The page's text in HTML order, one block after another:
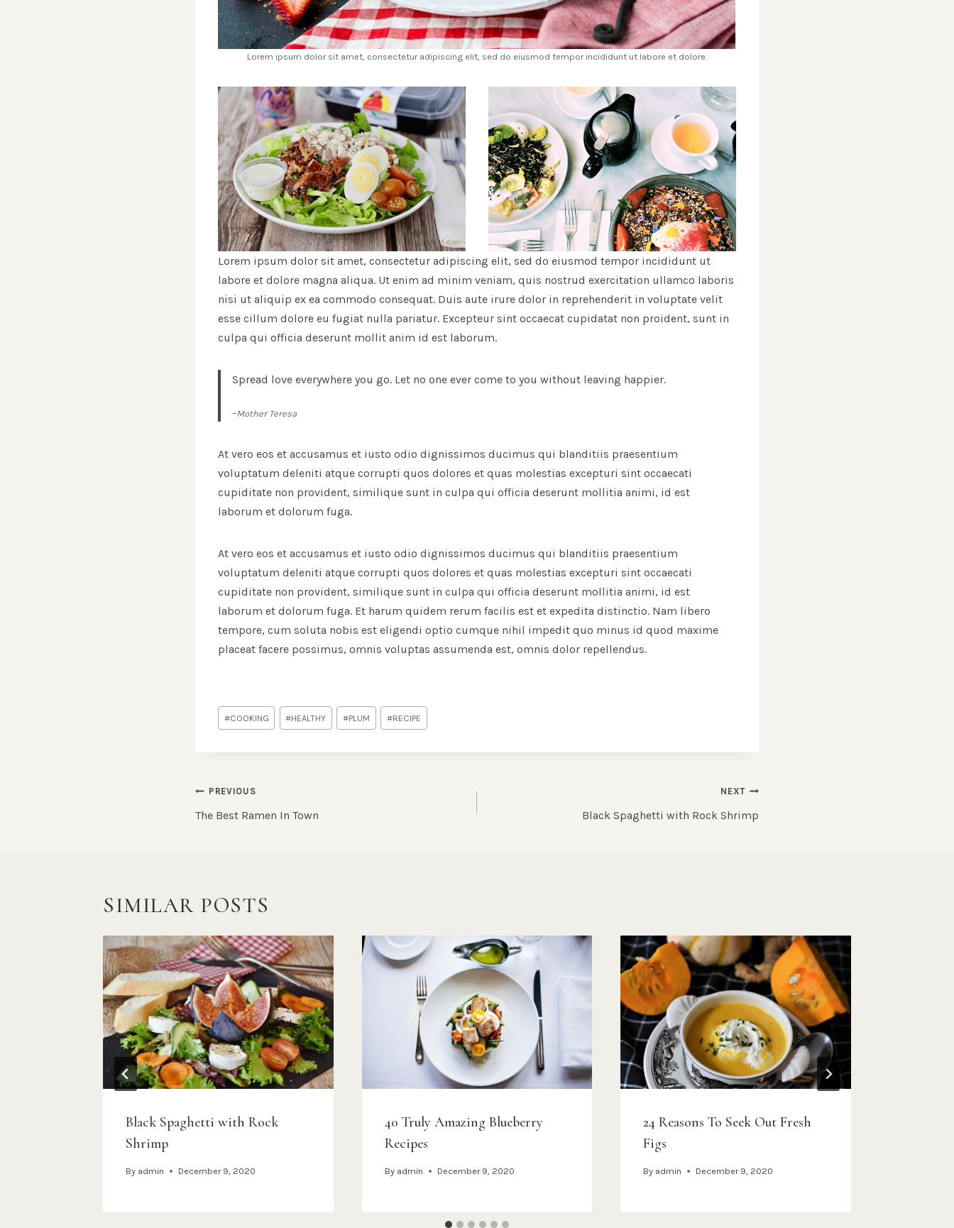
Lorem ipsum dolor sit amet, consectetur adipiscing elit, sed do eiusmod tempor incididunt ut labore et dolore.
Lorem ipsum dolor sit amet, consectetur adipiscing elit, sed do eiusmod tempor incididunt ut
labore et dolore magna aliqua. Ut enim ad minim veniam, quis nostrud exercitation ullamco laboris
nisi ut aliquip ex ea commodo consequat. Duis aute irure dolor in reprehenderit in voluptate velit
esse cillum dolore eu fugiat nulla pariatur. Excepteur sint occaecat cupidatat non proident, sunt in
culpa qui officia deserunt mollit anim id est laborum.
Spread love everywhere you go. Let no one ever come to you without leaving happier.
–Mother Teresa
At vero eos et accusamus et iusto odio dignissimos ducimus qui blanditiis praesentium
voluptatum deleniti atque corrupti quos dolores et quas molestias excepturi sint occaecati
cupiditate non provident, similique sunt in culpa qui officia deserunt mollitia animi, id est
laborum et dolorum fuga.
At vero eos et accusamus et iusto odio dignissimos ducimus qui blanditiis praesentium
voluptatum deleniti atque corrupti quos dolores et quas molestias excepturi sint occaecati
cupiditate non provident, similique sunt in culpa qui officia deserunt mollitia animi, id est
laborum et dolorum fuga. Et harum quidem rerum facilis est et expedita distinctio. Nam libero
tempore, cum soluta nobis est eligendi optio cumque nihil impedit quo minus id quod maxime
placeat facere possimus, omnis voluptas assumenda est, omnis dolor repellendus.
Post
Tags:
#COOKING #HEALTHY #PLUM #RECIPE
POST
NAVIGATION
PREVIOUS
The Best Ramen In Town
NEXT
Black Spaghetti with Rock Shrimp
SIMILAR POSTS
Black Spaghetti with Rock
Shrimp
By admin December 9, 2020
40 Truly Amazing Blueberry
Recipes
By admin December 9, 2020
24 Reasons To Seek Out Fresh
Figs
By admin December 9, 2020